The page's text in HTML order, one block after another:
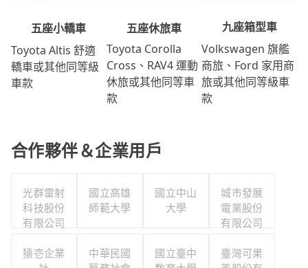
五座小轎車
Toyota Altis 舒適
轎車或其他同等級
車款
五座休旅車
Toyota Corolla
Cross、RAV4 運動
休旅或其他同等車
款
九座箱型車
Volkswagen 旗艦
商旅、Ford 家用商
旅或其他同等級車
款
合作夥伴＆企業用戶
光群雷射
科技股份
有限公司
國立高雄
師範大學
國立中山
大學
城市發展
電業股份
有限公司
猿壱企業
中華民國
國立臺中
臺灣可果